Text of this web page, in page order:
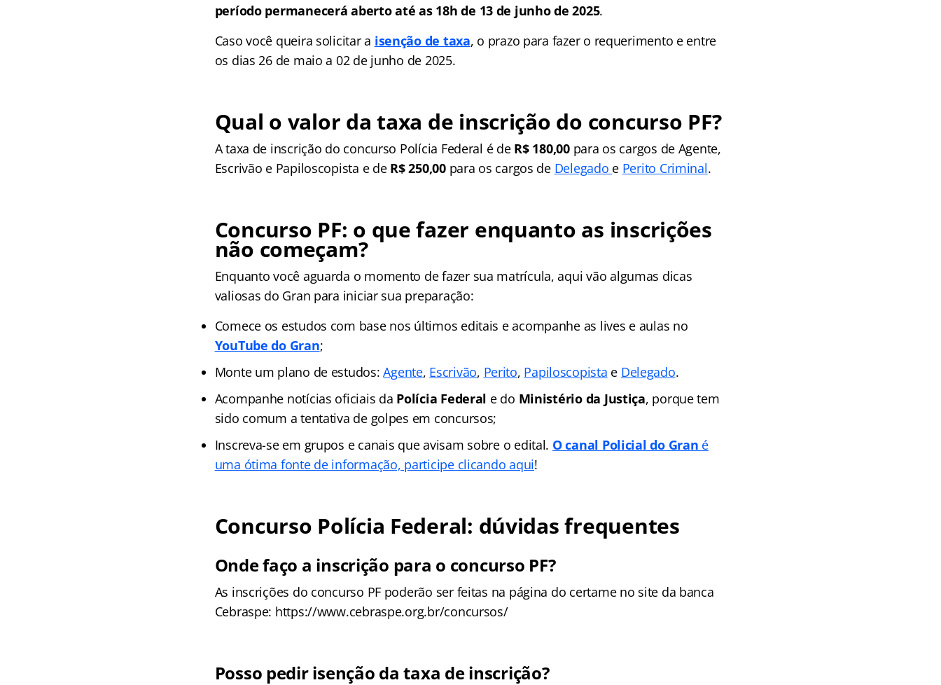
período permanecerá aberto até as 18h de 13 de junho de 2025.
Caso você queira solicitar a isenção de taxa, o prazo para fazer o requerimento e entre
os dias 26 de maio a 02 de junho de 2025.
Qual o valor da taxa de inscrição do concurso PF?
A taxa de inscrição do concurso Polícia Federal é de R$ 180,00para os cargos de Agente,
Escrivão e Papiloscopista e de R$ 250,00para os cargos de Delegado e Perito Criminal.
Concurso PF: o que fazer enquanto as inscrições
não começam?
Enquanto você aguarda o momento de fazer sua matrícula, aqui vão algumas dicas
valiosas do Gran para iniciar sua preparação:
Comece os estudos com base nos últimos editais e acompanhe as lives e aulas no
YouTube do Gran;
Monte um plano de estudos:Agente, Escrivão, Perito, Papiloscopista e Delegado.
Acompanhe notícias oficiais da Polícia Federal e do Ministério da Justiça, porque tem
sido comum a tentativa de golpes em concursos;
Inscreva-se em grupos e canais que avisam sobre o edital. O canal Policial do Gran é
uma ótima fonte de informação, participe clicando aqui!
Concurso Polícia Federal: dúvidas frequentes
Onde faço a inscrição para o concurso PF?
As inscrições do concurso PF poderão ser feitas na página do certame no site da banca
Cebraspe: https://www.cebraspe.org.br/concursos/
Posso pedir isenção da taxa de inscrição?